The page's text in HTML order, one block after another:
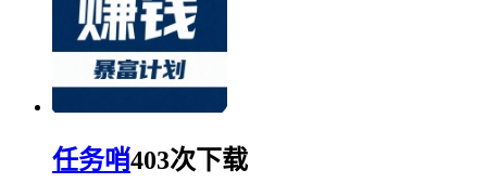
任务哨403次下载